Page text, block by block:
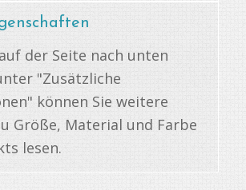
der Seite nach unten
"Zusätzliche
können Sie weitere
Größe, Material und Farbe
lesen.